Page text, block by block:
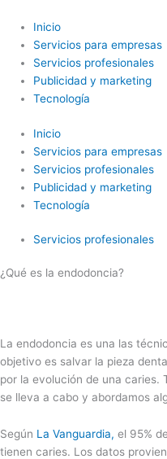
contenido
Inicio
Servicios para empresas
Servicios profesionales
Publicidad y marketing
Tecnología
Inicio
Servicios para empresas
Servicios profesionales
Publicidad y marketing
Tecnología
Servicios profesionales
¿Qué es la endodoncia?
La endodoncia es una las
objetivo es salvar la pieza
por la evolución de una caries.
se lleva a cabo y abordamos
Según La Vanguardia, el 95%
tienen caries. Los datos